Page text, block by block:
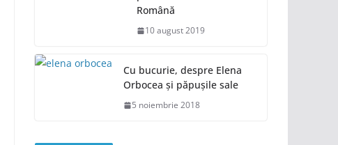
Română
10 august 2019
Cu bucurie, despre Elena
Orbocea și păpușile sale
5 noiembrie 2018